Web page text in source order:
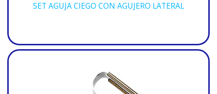
SET AGUJA CIEGO CON AGUJERO LATERAL